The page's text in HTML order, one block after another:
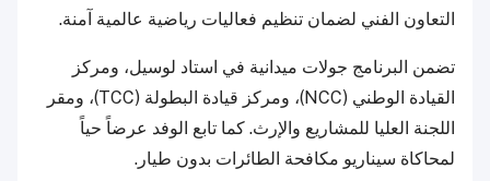
التعاون الفني لضمان تنظيم فعاليات رياضية عالمية آمنة.
تضمن البرنامج جولات ميدانية في استاد لوسيل، ومركز
القيادة الوطني (NCC)، ومركز قيادة البطولة (TCC)، ومقر
اللجنة العليا للمشاريع والإرث. كما تابع الوفد عرضاً حياً
لمحاكاة سيناريو مكافحة الطائرات بدون طيار.